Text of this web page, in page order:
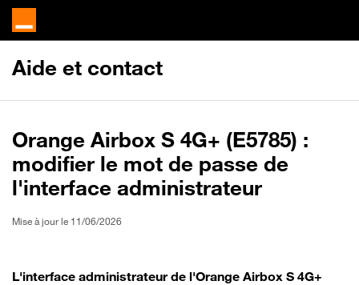
Aide et contact
Orange Airbox S 4G+ (E5785) :
modifier le mot de passe de
l'interface administrateur
Mise à jour le 11/06/2026
L'interface administrateur de l'Orange Airbox S 4G+